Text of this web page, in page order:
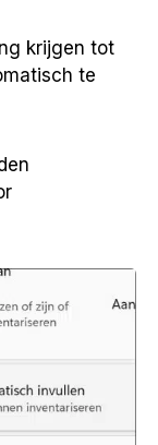
krijgen tot
te